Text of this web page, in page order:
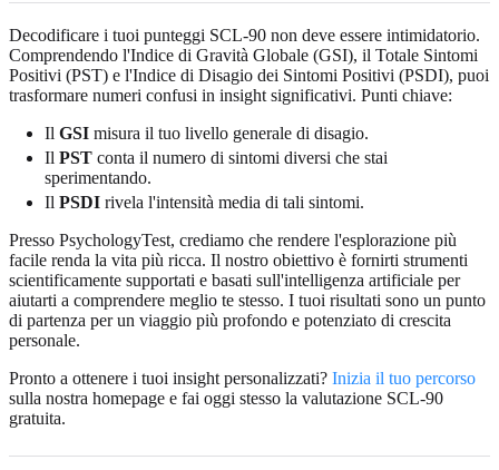
Decodificare i tuoi punteggi SCL-90 non deve essere intimidatorio.
Comprendendo l'Indice di Gravità Globale (GSI), il Totale Sintomi
Positivi (PST) e l'Indice di Disagio dei Sintomi Positivi (PSDI), puoi
trasformare numeri confusi in insight significativi. Punti chiave:
Il GSI misura il tuo livello generale di disagio.
Il PST conta il numero di sintomi diversi che stai
sperimentando.
Il PSDI rivela l'intensità media di tali sintomi.
Presso PsychologyTest, crediamo che rendere l'esplorazione più
facile renda la vita più ricca. Il nostro obiettivo è fornirti strumenti
scientificamente supportati e basati sull'intelligenza artificiale per
aiutarti a comprendere meglio te stesso. I tuoi risultati sono un punto
di partenza per un viaggio più profondo e potenziato di crescita
personale.
Pronto a ottenere i tuoi insight personalizzati? Inizia il tuo percorso
sulla nostra homepage e fai oggi stesso la valutazione SCL-90
gratuita.